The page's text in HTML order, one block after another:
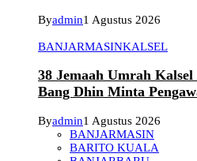
Byadmin1 Agustus 2026
BANJARMASINKALSEL
38 Jemaah Umrah
Bang Dhin Minta
Byadmin1 Agustus 2026
BANJARMASIN
BARITO KUALA